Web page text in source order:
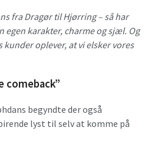
fra Dragør til Hjørring – så har
egen karakter, charme og sjæl. Og
kunder oplever, at vi elsker vores
comeback”
begyndte der også
lyst til selv at komme på